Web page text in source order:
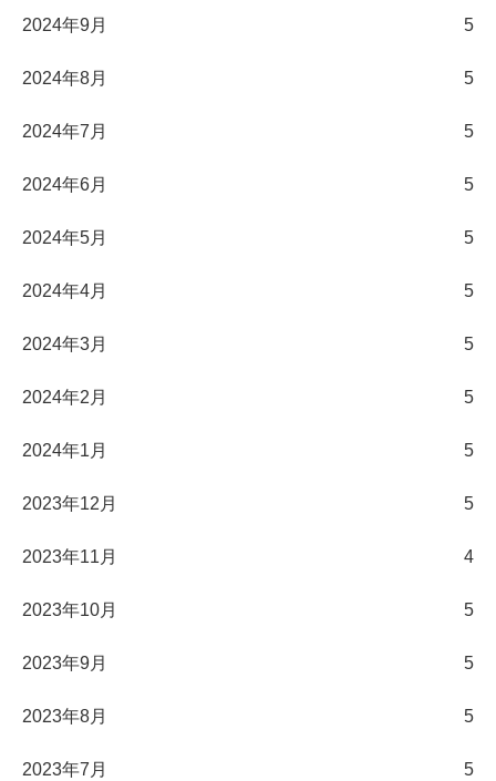
2024年9月 5
2024年8月 5
2024年7月 5
2024年6月 5
2024年5月 5
2024年4月 5
2024年3月 5
2024年2月 5
2024年1月 5
2023年12月 5
2023年11月 4
2023年10月 5
2023年9月 5
2023年8月 5
2023年7月 5